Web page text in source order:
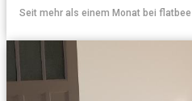
Seit mehr als einem Monat bei flatbee